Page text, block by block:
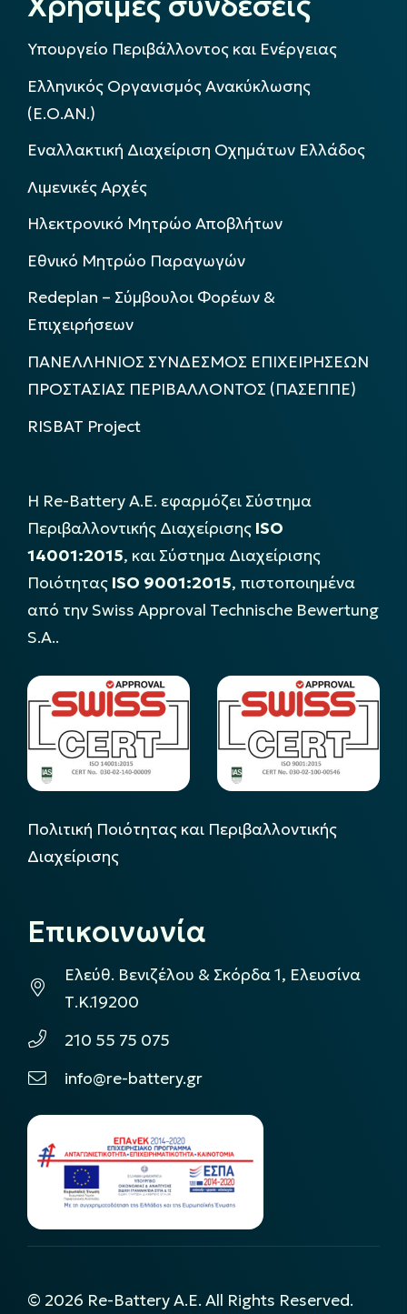
Υπουργείο Περιβάλλοντος και Ενέργειας
Ελληνικός Οργανισμός Ανακύκλωσης
(Ε.Ο.ΑΝ.)
Εναλλακτική Διαχείριση Οχημάτων Ελλάδος
Λιμενικές Αρχές
Ηλεκτρονικό Μητρώο Αποβλήτων
Εθνικό Μητρώο Παραγωγών
Redeplan – Σύμβουλοι Φορέων &
Επιχειρήσεων
ΠΑΝΕΛΛΗΝΙΟΣ ΣΥΝΔΕΣΜΟΣ ΕΠΙΧΕΙΡΗΣΕΩΝ
ΠΡΟΣΤΑΣΙΑΣ ΠΕΡΙΒΑΛΛΟΝΤΟΣ (ΠΑΣΕΠΠΕ)
RISBAT Project
Η Re-Battery Α.Ε. εφαρμόζει Σύστημα
Περιβαλλοντικής Διαχείρισης ISO
14001:2015, και Σύστημα Διαχείρισης
Ποιότητας ISO 9001:2015, πιστοποιημένα
από την Swiss Approval Technische Bewertung
S.A..
Πολιτική Ποιότητας και Περιβαλλοντικής
Διαχείρισης
Επικοινωνία
Ελεύθ. Βενιζέλου & Σκόρδα 1, Ελευσίνα
Τ.Κ.19200
210 55 75 075
info@re-battery.gr
© 2026 Re-Battery A.E. All Rights Reserved.